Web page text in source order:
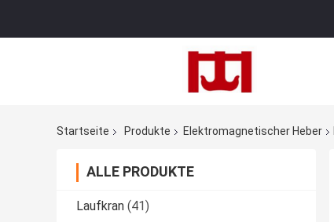
Startseite Produkte Elektromagnetischer Heber
ALLE PRODUKTE
Laufkran (41)